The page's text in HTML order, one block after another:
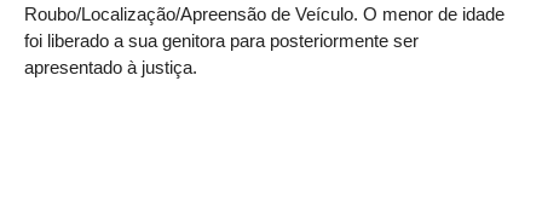
Roubo/Localização/Apreensão de Veículo. O menor de idade
foi liberado a sua genitora para posteriormente ser
apresentado à justiça.